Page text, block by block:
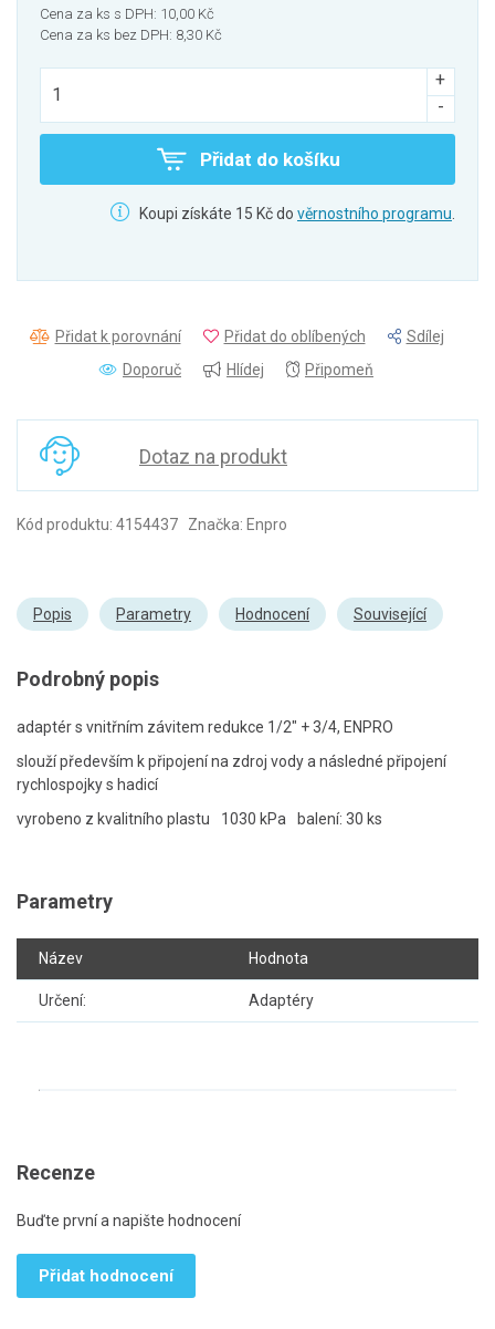
Cena za ks s DPH: 10,00 Kč
Cena za ks bez DPH: 8,30 Kč
Přidat do košíku
Koupi získáte 15 Kč do věrnostního programu
Přidat k porovnání Přidat do oblíbených
Sdílej
Doporuč
Hlídej Připomeň
Dotaz na produkt
Kód produktu: 4154437 Značka: Enpro
Popis Parametry Hodnocení Související
Podrobný popis
adaptér s vnitřním závitem redukce 1/2" + 3/4, ENPRO
slouží především k připojení na zdroj vody a následné připojení
rychlospojky s hadicí
vyrobeno z kvalitního plastu
1030 kPa balení: 30 ks
Parametry
Název Hodnota
Určení: Adaptéry
Recenze
Buďte první a napište hodnocení
Přidat hodnocení